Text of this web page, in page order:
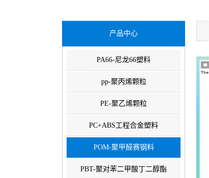
产品中心
PA66-尼龙66塑料
pp-聚丙烯颗粒
PE-聚乙烯颗粒
PC+ABS工程合金塑料
POM-聚甲醛赛钢料
PBT-聚对苯二甲酸丁二醇酯